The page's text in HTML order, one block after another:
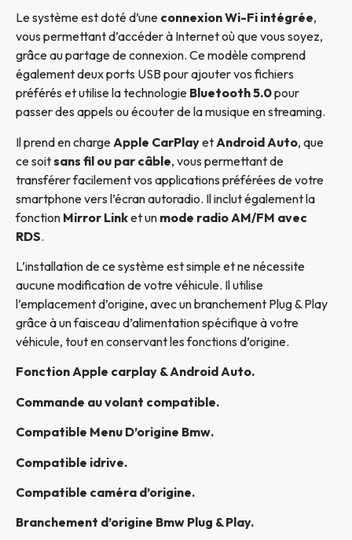
Le système est doté d’une connexion Wi-Fi intégrée,
vous permettant d’accéder à Internet où que vous soyez,
grâce au partage de connexion. Ce modèle comprend
également deux ports USB pour ajouter vos fichiers
préférés et utilise la technologie Bluetooth 5.0pour
passer des appels ou écouter de la musique en streaming.
Il prend en charge Apple CarPlayet Android Auto, que
ce soitsans fil ou par câble, vous permettant de
transférer facilement vos applications préférées de votre
smartphone vers l’écran autoradio. Il inclut également la
fonction Mirror Linket un mode radio AM/FM avec
RDS.
L’installation de ce système est simple et ne nécessite
aucune modification de votre véhicule. Il utilise
l’emplacement d’origine, avec un branchement Plug & Play
grâce à un faisceau d’alimentation spécifique à votre
véhicule, tout en conservant les fonctions d’origine.
Fonction Apple carplay & Android Auto.
Commande au volant compatible.
Compatible Menu D’origine Bmw.
Compatible idrive.
Compatible caméra d’origine.
Branchement d’origine Bmw Plug & Play.